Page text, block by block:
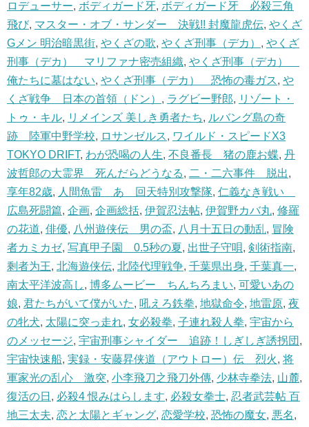
ロデューサー, ボディガード牙, ボディガード牙 必殺三角
飛び, マスター・オブ・サンダー 決戦!! 封魔龍虎伝, やくざ
Gメン 明治暗黒街, やくざの歌, やくざ刑事（デカ） , やくざ
刑事（デカ） マリファナ密売組織, やくざ刑事（デカ）
俺たちに墓はない, やくざ刑事（デカ） 恐怖の毒ガス, や
くざ戦争 日本の首領（ドン） , ラグビー野郎, リゾート・
トゥ・キル, リメインズ 美しき勇者たち, ルバング島の奇
跡 陸軍中野学校, ロサンゼルス, ワイルド・スピードX3
TOKYO DRIFT, わが恐喝の人生, 不良番長 猪の鹿お蝶, 丹
波哲郎の大霊界 死んだらどうなる, 二・二六事件 脱出,
享年82歳, 人間魚雷 あゝ回天特別攻撃隊, 仁義なき戦い
広島死闘篇, 企画, 企画総括, 伊賀忍法帖, 伊賀野カバ丸, 修羅
の花道, 俳優, 八州遊侠伝 男の盃, 八月十五日の動乱, 冒険
者カミカゼ, 写真甲子園 0.5秒の夏, 出世子守唄, 剣術指南,
剩者为王, 北海遊侠伝, 北陸代理戦争, 千葉県出身, 千葉真一,
南太平洋波高し, 博多ムービー ちんちろまい, 可愛いあの
娘, 君たちがいて僕がいた, 吼えろ鉄拳, 地獄命令, 地雷原, 夜
の牝犬, 太陽に突っ走れ, 女必殺拳, 子連れ殺人拳, 宇宙から
のメッセージ, 宇宙刑事シャイダー 追跡！しぎしぎ誘拐団 ,
宇宙快速船, 実録・安藤昇侠道（アウトロー）伝 烈火, 将
軍家光の乱心 激突, 小李飛刀之飛刀外傳, 少林寺拳法, 山麓,
復活の日 , 必殺4 恨みはらします, 必殺女拳士, 忍者武芸帖 百
地三太夫, 恋と太陽とギャング, 恋愛学校, 恐怖の魔女, 悪名,